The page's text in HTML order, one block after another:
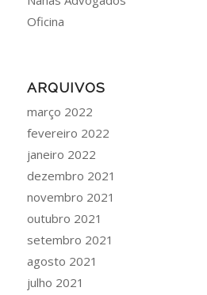
Oficina
ARQUIVOS
março 2022
fevereiro 2022
janeiro 2022
dezembro 2021
novembro 2021
outubro 2021
setembro 2021
agosto 2021
julho 2021